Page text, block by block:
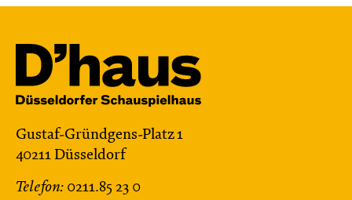
Gustaf-Gründgens-Platz 1
40211 Düsseldorf
Telefon: 0211.85 23 0